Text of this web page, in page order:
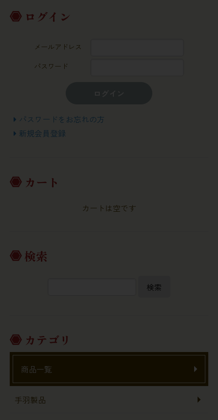
ログイン
メールアドレス
パスワード
パスワードをお忘れの方
新規会員登録
カート
カートは空です
検索
検索
カテゴリ
商品一覧
手羽製品